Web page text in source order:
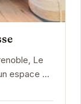
Le
espace de